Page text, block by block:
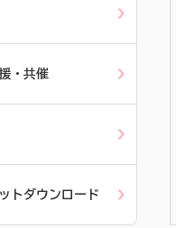
・共催
トダウンロード